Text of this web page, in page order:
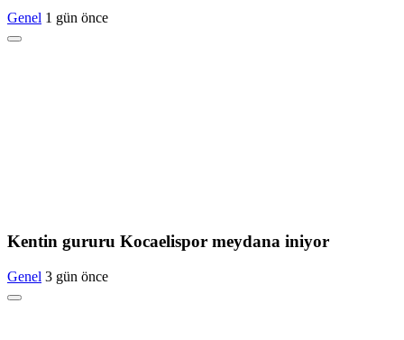
Genel 1 gün önce
Kentin gururu Kocaelispor meydana iniyor
Genel 3 gün önce